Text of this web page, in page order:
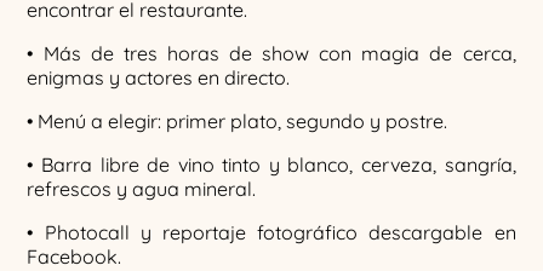
encontrar el restaurante.
• Más de tres horas de show con magia de cerca,
enigmas y actores en directo.
• Menú a elegir: primer plato, segundo y postre.
• Barra libre de vino tinto y blanco, cerveza, sangría,
refrescos y agua mineral.
• Photocall y reportaje fotográfico descargable en
Facebook.